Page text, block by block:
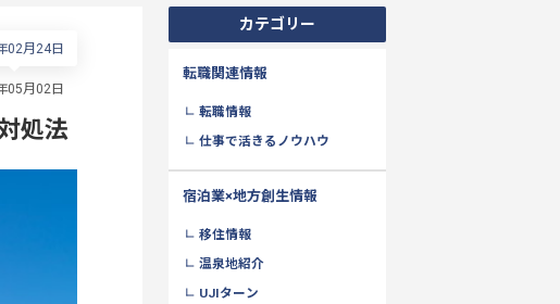
02月24日
処法
カテゴリー
転職関連情報
転職情報
仕事で活きるノウハウ
宿泊業×地方創生情報
移住情報
温泉地紹介
UJIターン